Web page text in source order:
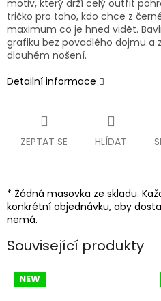
motiv, který drží celý outfit
tričko pro toho, kdo chce z
maximum co je hned vidět.
grafiku bez povadlého dojmu a
dlouhém nošení.
Detailní informace
ZEPTAT SE HLÍDAT
* Žádná masovka ze skladu.
konkrétní objednávku, aby
nemá.
Související produkty
NEW